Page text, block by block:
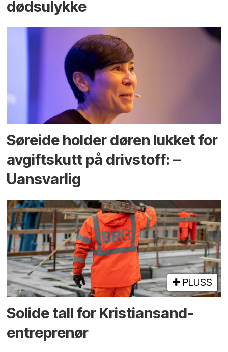
dødsulykke
Søreide holder døren lukket for
avgiftskutt på drivstoff: –
Uansvarlig
PLUSS
Solide tall for Kristiansand-
entreprenør